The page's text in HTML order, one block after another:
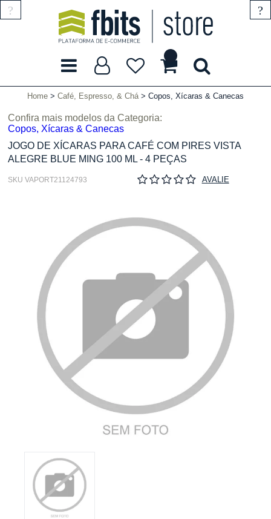
Home Café, Espresso, & Chá Copos, Xícaras & Canecas
JOGO DE XÍCARAS PARA CAFÉ COM PIRES VISTA
ALEGRE BLUE MING 100 ML - 4 PEÇAS
SKU VAPORT21124793 AVALIE
Confira mais modelos da Categoria:
Copos, Xícaras & Canecas